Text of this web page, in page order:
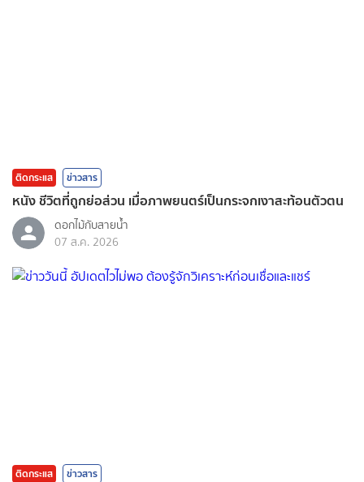
ติดกระแส ข่าวสาร
หนัง ชีวิตที่ถูกย่อส่วน เมื่อภาพยนตร์เป็นกระจกเงาสะท้อนตัวตน
ดอกไม้กับสายน้ำ
07 ส.ค. 2026
ติดกระแส ข่าวสาร